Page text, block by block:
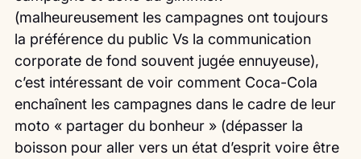
(malheureusement les campagnes ont toujours
la préférence du public Vs la communication
corporate de fond souvent jugée ennuyeuse),
c’est intéressant de voir comment Coca-Cola
enchaînent les campagnes dans le cadre de leur
moto « partager du bonheur » (dépasser la
boisson pour aller vers un état d’esprit voire être